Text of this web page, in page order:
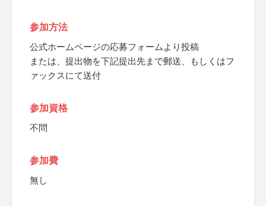
参加方法
公式ホームページの応募フォームより投稿
または、提出物を下記提出先まで郵送、もしくはフ
ァックスにて送付
参加資格
不問
参加費
無し